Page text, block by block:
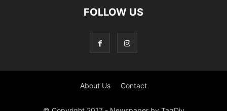
FOLLOW US
About Us Contact